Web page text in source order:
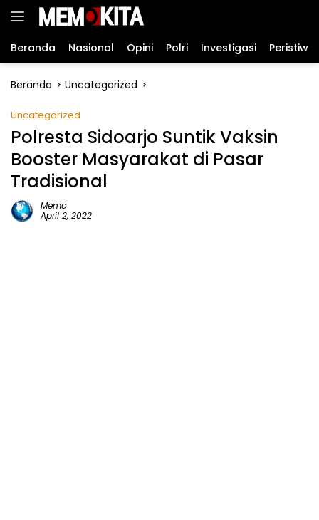
Langsung
Beranda Nasional Opini Polri Investigasi Peristiwa
Beranda Uncategorized
Uncategorized
Polresta Sidoarjo Suntik Vaksin
Booster Masyarakat di Pasar
Tradisional
Memo
April 2, 2022